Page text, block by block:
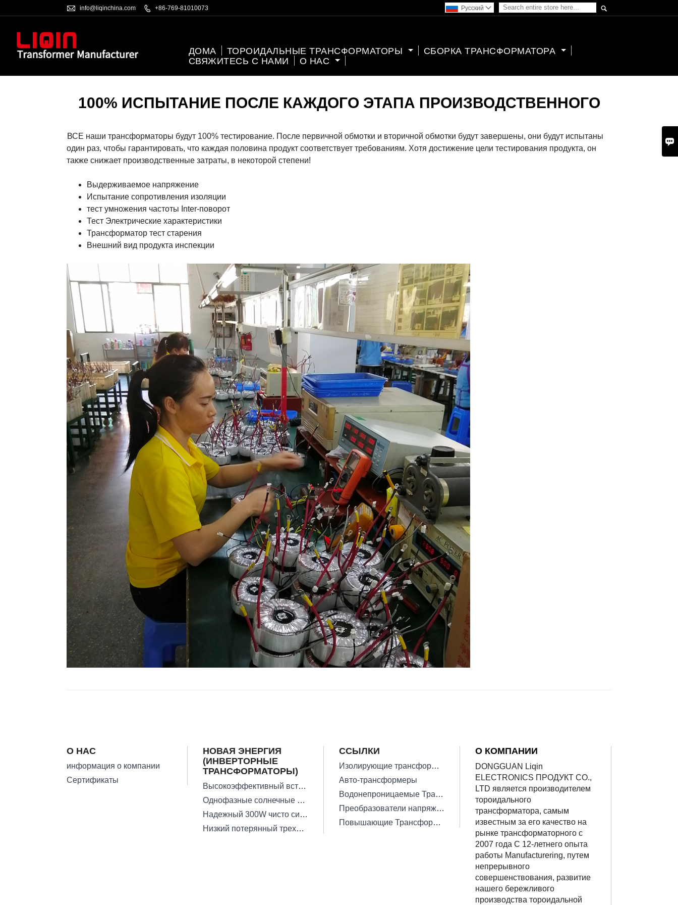

 info@liqinchina.com  +86-769-81010073 
Pусский 
ДОМА ТОРОИДАЛЬНЫЕ ТРАНСФОРМАТОРЫ
СБОРКА ТРАНСФОРМАТОРА
СВЯЖИТЕСЬ С НАМИ
О НАС
100% ИСПЫТАНИЕ ПОСЛЕ КАЖДОГО ЭТАПА ПРОИЗВОДСТВЕННОГО
ВСЕ наши трансформаторы будут 100% тестирование. После первичной обмотки и вторичной обмотки будут завершены, они будут испытаны
один раз, чтобы гарантировать, что каждая половина продукт соответствует требованиям. Хотя достижение цели тестирования продукта, он
также снижает производственные затраты, в некоторой степени!
Выдерживаемое напряжение
Испытание сопротивления изоляции
тест умножения частоты Inter-поворот
Тест Электрические характеристики
Трансформатор тест старения
Внешний вид продукта инспекции
О НАС
информация о компании
Сертификаты
НОВАЯ ЭНЕРГИЯ
(ИНВЕРТОРНЫЕ
ТРАНСФОРМАТОРЫ)
Высокоэффективный встроенный солнечный инверторный трансформатор
Однофазные солнечные инверторные трансформаторы
Надежный 300W чисто синусоидальный инверторный трансформатор
Низкий потерянный трехфазный солнечный трансформатор вне сети
ССЫЛКИ
Изолирующие трансформаторы
Авто-трансформеры
Водонепроницаемые Трансформаторы
Преобразователи напряжения
Повышающие Трансформаторы
О КОМПАНИИ
DONGGUAN Liqin
ELECTRONICS ПРОДУКТ CO.,
LTD является производителем
тороидального
трансформатора, самым
известным за его качество на
рынке трансформаторного с
2007 года С 12-летнего опыта
работы Manufacturering, путем
непрерывного
совершенствования, развитие
нашего бережливого
производства тороидальной